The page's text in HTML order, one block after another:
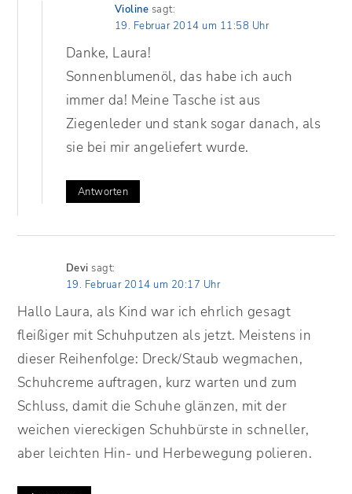
Violine sagt:
19. Februar 2014 um 11:58 Uhr
Danke, Laura!
Sonnenblumenöl, das habe ich auch
immer da! Meine Tasche ist aus
Ziegenleder und stank sogar danach, als
sie bei mir angeliefert wurde.
Antworten
Devi sagt:
19. Februar 2014 um 20:17 Uhr
Hallo Laura, als Kind war ich ehrlich gesagt
fleißiger mit Schuhputzen als jetzt. Meistens in
dieser Reihenfolge: Dreck/Staub wegmachen,
Schuhcreme auftragen, kurz warten und zum
Schluss, damit die Schuhe glänzen, mit der
weichen viereckigen Schuhbürste in schneller,
aber leichten Hin- und Herbewegung polieren.